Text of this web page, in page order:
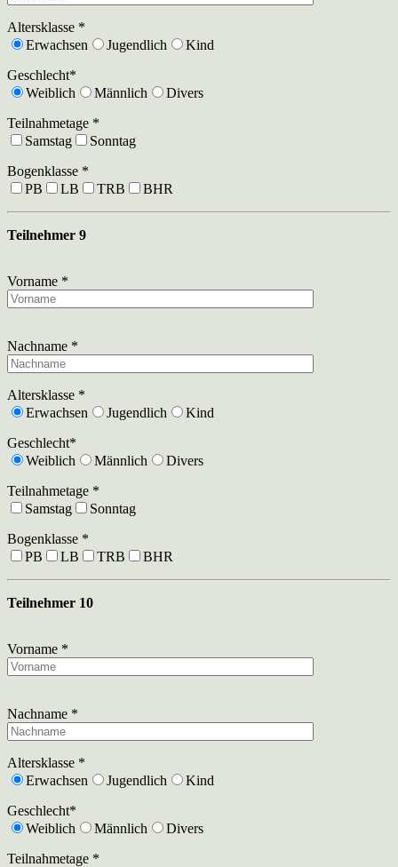
Altersklasse *
Erwachsen
Jugendlich
Kind
Geschlecht*
Weiblich
Männlich
Divers
Teilnahmetage *
Samstag
Sonntag
Bogenklasse *
PB
LB TRB BHR
Teilnehmer 9
Vorname *
Nachname *
Altersklasse *
Erwachsen
Jugendlich
Kind
Geschlecht*
Weiblich
Männlich
Divers
Teilnahmetage *
Samstag
Sonntag
Bogenklasse *
PB
LB TRB BHR
Teilnehmer 10
Vorname *
Nachname *
Altersklasse *
Erwachsen
Jugendlich
Kind
Geschlecht*
Weiblich
Männlich
Divers
Teilnahmetage *